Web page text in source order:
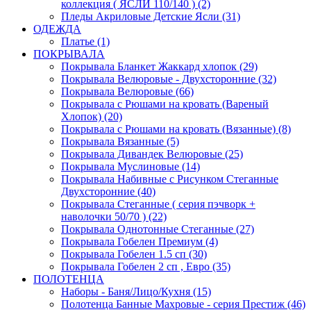
коллекция ( ЯСЛИ 110/140 ) (2)
Пледы Акриловые Детские Ясли (31)
ОДЕЖДА
Платье (1)
ПОКРЫВАЛА
Покрывала Бланкет Жаккард хлопок (29)
Покрывала Велюровые - Двухсторонние (32)
Покрывала Велюровые (66)
Покрывала с Рюшами на кровать (Вареный
Хлопок) (20)
Покрывала с Рюшами на кровать (Вязанные) (8)
Покрывала Вязанные (5)
Покрывала Дивандек Велюровые (25)
Покрывала Муслиновые (14)
Покрывала Набивные с Рисунком Стеганные
Двухсторонние (40)
Покрывала Стеганные ( серия пэчворк +
наволочки 50/70 ) (22)
Покрывала Однотонные Стеганные (27)
Покрывала Гобелен Премиум (4)
Покрывала Гобелен 1.5 сп (30)
Покрывала Гобелен 2 сп , Евро (35)
ПОЛОТЕНЦА
Наборы - Баня/Лицо/Кухня (15)
Полотенца Банные Махровые - серия Престиж (46)